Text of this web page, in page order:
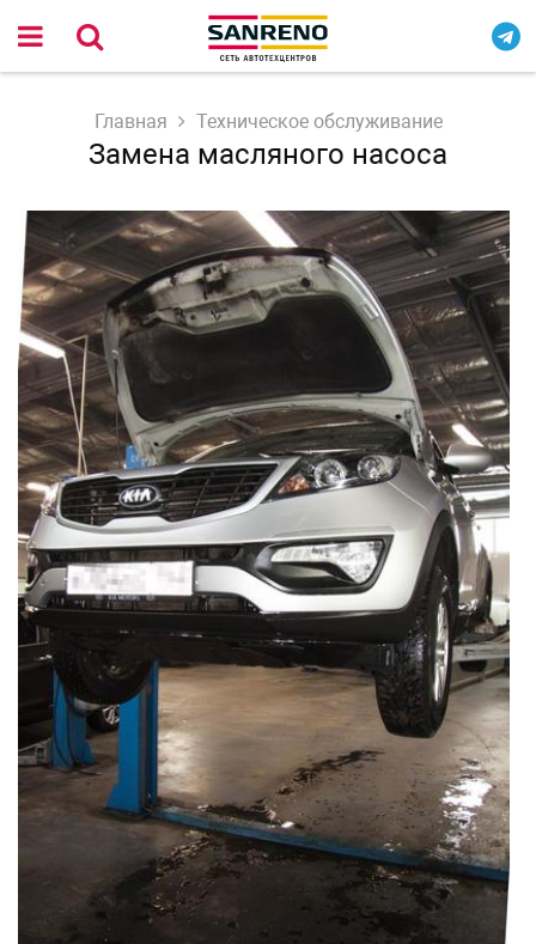
Главная Техническое обслуживание
Замена масляного насоса